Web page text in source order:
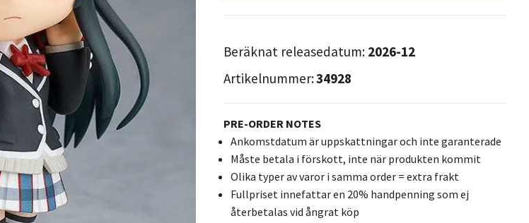
Beräknat releasedatum: 2026-12
Artikelnummer:34928
PRE-ORDER NOTES
Ankomstdatum är uppskattningar och inte garanterade
Måste betala i förskott, inte när produkten kommit
Olika typer av varor i samma order = extra frakt
Fullpriset innefattar en 20% handpenning som ej
återbetalas vid ångrat köp